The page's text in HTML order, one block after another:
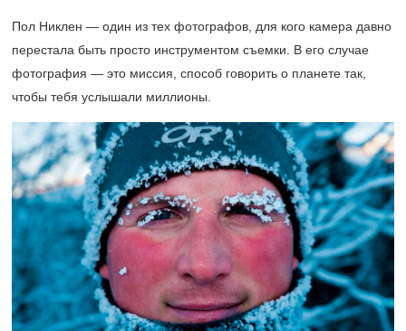
Пол Никлен — один из тех фотографов, для кого камера давно
перестала быть просто инструментом съемки. В его случае
фотография — это миссия, способ говорить о планете так,
чтобы тебя услышали миллионы.